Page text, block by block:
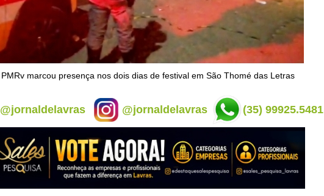
PMRv marcou presença nos dois dias de festival em São Thomé das Letras
@jornaldelavras @jornaldelavras (35) 99925.5481